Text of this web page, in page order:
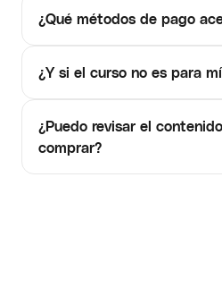
¿Qué métodos de pago
¿Y si el curso no es para
¿Puedo revisar el
comprar?